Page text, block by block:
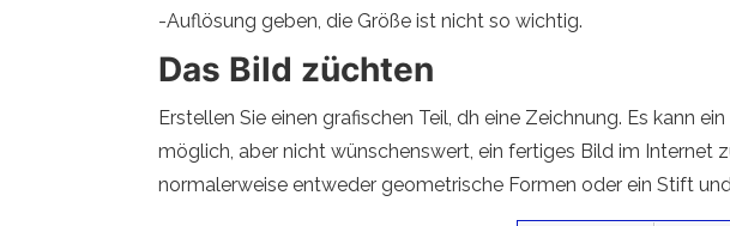
-Auflösung geben, die Größe ist nicht so wichtig.
Das Bild züchten
Erstellen Sie einen grafischen Teil, dh eine Zeichnung. Es kann
möglich, aber nicht wünschenswert, ein fertiges Bild im Internet
normalerweise entweder geometrische Formen oder ein Stift